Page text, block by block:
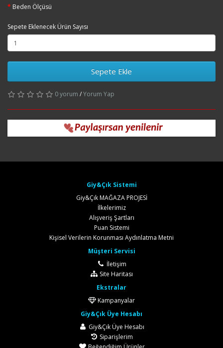
Beden Ölçüsü
Sepete Eklenecek Ürün Sayısı
Sepete Ekle
0 yorum /Yorum Yap
Giy&Çık Sistemi
Giy&Çık MAĞAZA PROJESİ
İlkelerimiz
Alışveriş Şartları
Puan Sistemi
Kişisel Verilerin Korunması Aydınlatma Metni
Müşteri Servisi
İletişim
Site Haritası
Ekstralar
Kampanyalar
Giy&Çık Üye Hesabı
Giy&Çık Üye Hesabı
Siparişlerim